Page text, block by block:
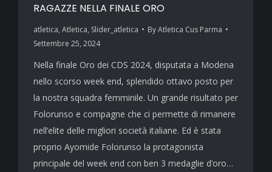
RAGAZZE NELLA FINALE ORO
atletica, Atletica, Slider_atletica ByAtletica Cus Parma
Settembre 25, 2024
Nella finale Oro dei CDS 2024, disputata a Modena
nello scorso week end, splendido ottavo posto per
la nostra squadra femminile. Un grande risultato per
Folorunso e compagne che ci permette di rimanere
nell’elite delle migliori società italiane. Ed è stata
proprio Ayomide Folorunso la protagonista
principale del week end con ben 3 medaglie d’oro…